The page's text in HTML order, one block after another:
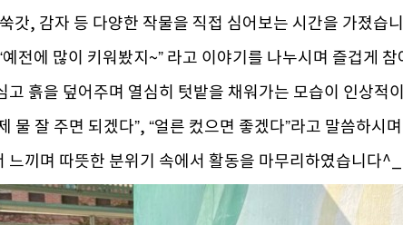
갓, 감자 등 다양한 작물을 직접 심어보는 시간을 가졌습
예전에 많이 키워봤지~” 라고 이야기를 나누시며 즐겁게
고 흙을 덮어주며 열심히 텃밭을 채워가는 모습이 인상적
물 잘 주면 되겠다”, “얼른 컸으면 좋겠다”라고 말씀하시
느끼며 따뜻한 분위기 속에서 활동을 마무리하였습니다